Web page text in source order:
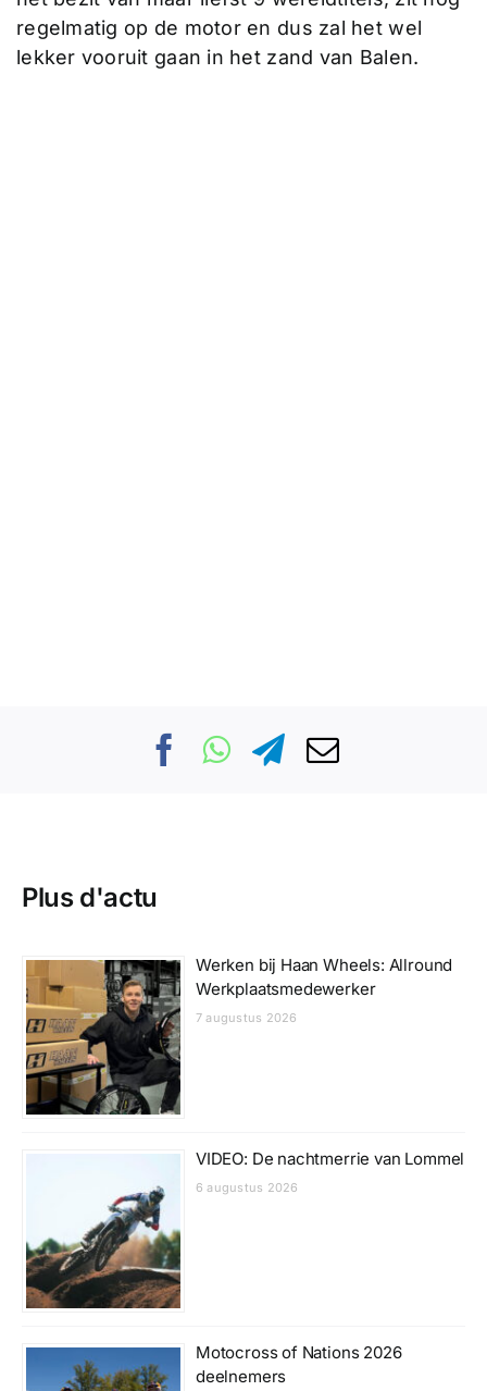
regelmatig op de motor en dus zal het wel
lekker vooruit gaan in het zand van Balen.
Plus d'actu
Werken bij Haan Wheels: Allround
Werkplaatsmedewerker
7 augustus 2026
VIDEO: De nachtmerrie van Lommel
6 augustus 2026
Motocross of Nations 2026
deelnemers